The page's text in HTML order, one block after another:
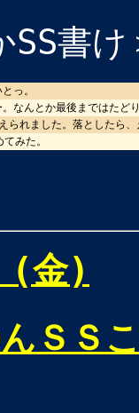
SS書け
っ。
なんとか最後まではたど
られました。落としたら
みた。
(金)
ＳＳ